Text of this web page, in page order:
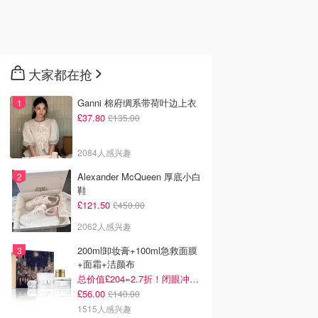
大家都在抢
Ganni 棉府绸系带荷叶边上衣
£37.80 £135.00
2084人感兴趣
Alexander McQueen 厚底小白
鞋
£121.50 £450.00
2062人感兴趣
200ml卸妆膏+100ml急救面膜
+面霜+洁颜布
总价值£204=2.7折！闭眼冲这套！
£56.00 £140.00
1515人感兴趣